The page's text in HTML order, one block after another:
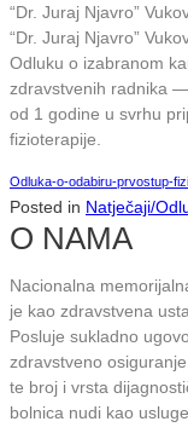
“Dr. Juraj Njavro”
“Dr. Juraj Njavro”
Odluku o izabranom
zdravstvenih radnika
od 1 godine u svrhu
fizioterapije.
Odluka-o-odabiru-prvostup-
Posted in Natječaji/
O NAMA
Nacionalna
je kao zdravstvena
Posluje sukladno
zdravstveno
te broj i vrsta
bolnica nudi kao usluge.